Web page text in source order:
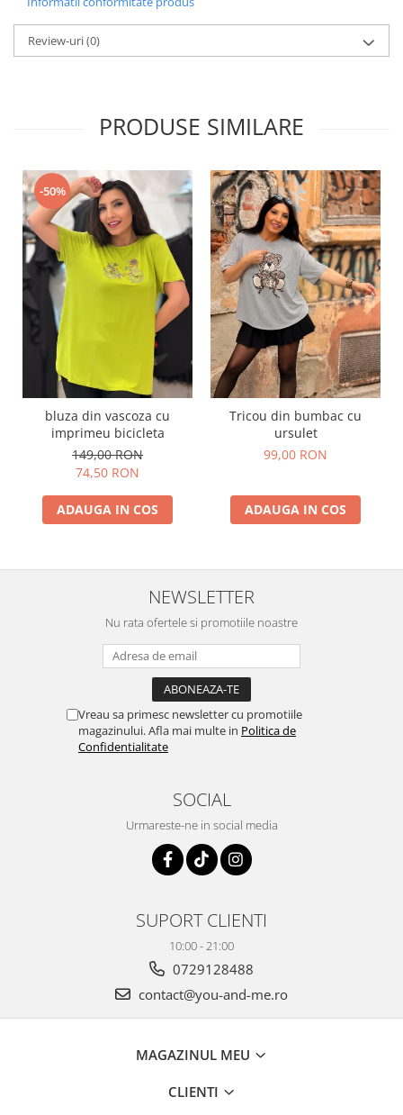
Review-uri(0)
PRODUSE SIMILARE
-50%
bluza din vascoza cu
imprimeu bicicleta
149,00 RON
74,50 RON
ADAUGA IN COS
Tricou din bumbac cu
ursulet
99,00 RON
ADAUGA IN COS
NEWSLETTER
Nu rata ofertele si promotiile noastre
Vreau sa primesc newsletter cu promotiile
magazinului. Afla mai multe in Politica de
Confidentialitate
SOCIAL
Urmareste-ne in social media
SUPORT CLIENTI
10:00 - 21:00
0729128488
contact@you-and-me.ro
MAGAZINUL MEU
CLIENTI